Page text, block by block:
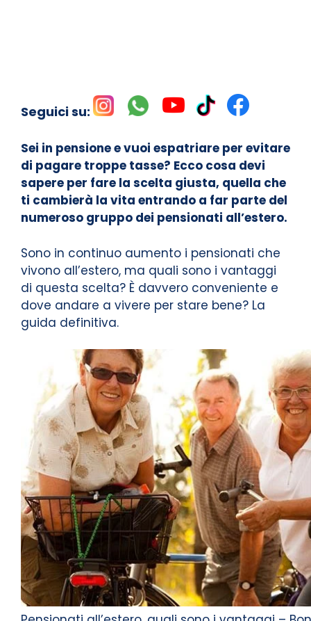
Seguici su:
Sei in pensione e vuoi espatriare per evitare
di pagare troppe tasse? Ecco cosa devi
sapere per fare la scelta giusta, quella che
ti cambierà la vita entrando a far parte del
numeroso gruppo dei pensionati all’estero.
Sono in continuo aumento i pensionati che
vivono all’estero, ma quali sono i vantaggi
di questa scelta? È davvero conveniente e
dove andare a vivere per stare bene? La
guida definitiva.